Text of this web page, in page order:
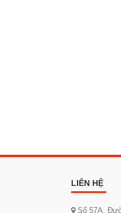
LIÊN HỆ
Số 57A,